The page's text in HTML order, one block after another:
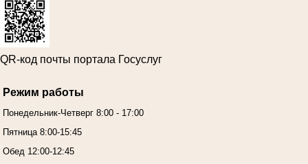
QR-код почты портала Госуслуг
Режим работы
Понедельник-Четверг 8:00 - 17:00
Пятница 8:00-15:45
Обед 12:00-12:45